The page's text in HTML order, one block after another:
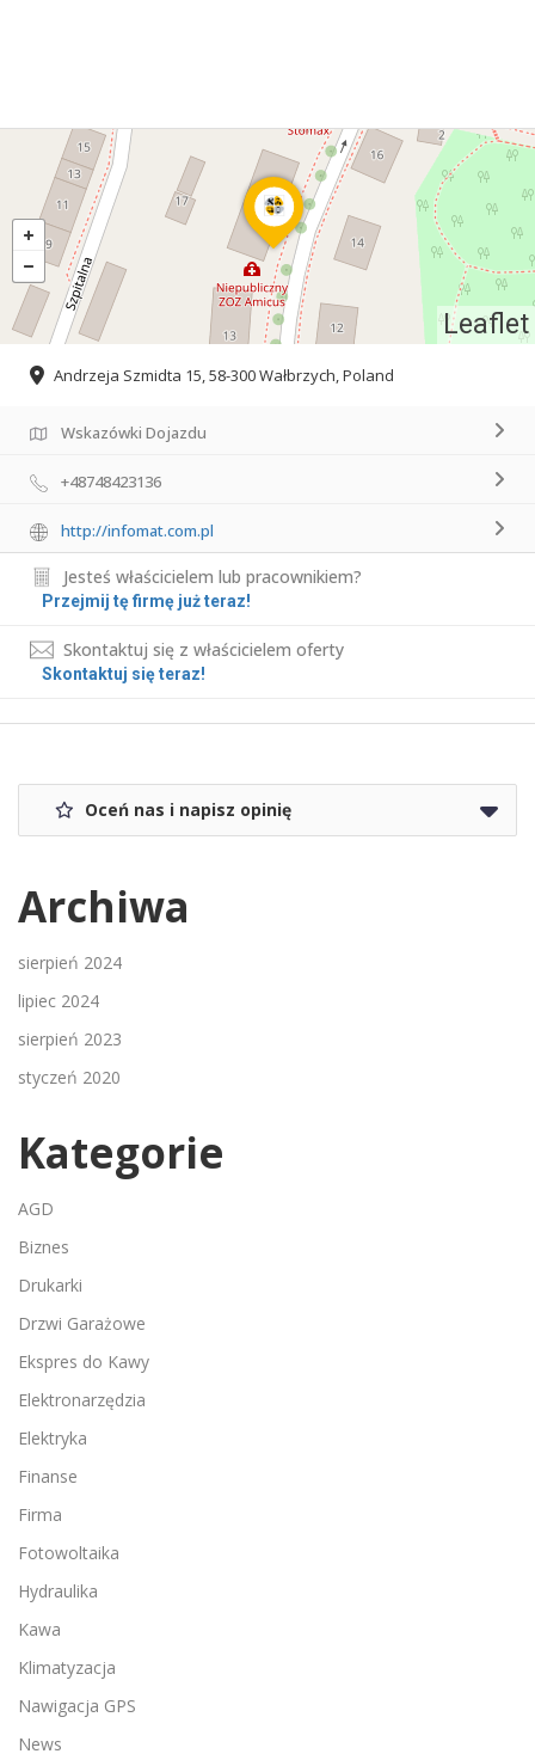
Leaflet
Andrzeja Szmidta 15, 58-300 Wałbrzych, Poland
Wskazówki Dojazdu
+48748423136
http://infomat.com.pl
Jesteś właścicielem lub pracownikiem?
Przejmij tę firmę już teraz!
Skontaktuj się z właścicielem oferty
Skontaktuj się teraz!
Oceń nas i napisz opinię
Archiwa
sierpień 2024
lipiec 2024
sierpień 2023
styczeń 2020
Kategorie
AGD
Biznes
Drukarki
Drzwi Garażowe
Ekspres do Kawy
Elektronarzędzia
Elektryka
Finanse
Firma
Fotowoltaika
Hydraulika
Kawa
Klimatyzacja
Nawigacja GPS
News